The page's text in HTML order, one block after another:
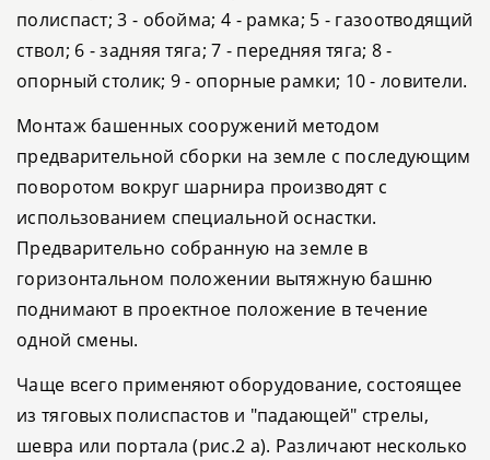
полиспаст; 3 - обойма; 4 - рамка; 5 - газоотводящий
ствол; 6 - задняя тяга; 7 - передняя тяга; 8 -
опорный столик; 9 - опорные рамки; 10 - ловители.
Монтаж башенных сооружений методом
предварительной сборки на земле с последующим
поворотом вокруг шарнира производят с
использованием специальной оснастки.
Предварительно собранную на земле в
горизонтальном положении вытяжную башню
поднимают в проектное положение в течение
одной смены.
Чаще всего применяют оборудование, состоящее
из тяговых полиспастов и "падающей" стрелы,
шевра или портала (рис.2 а). Различают несколько